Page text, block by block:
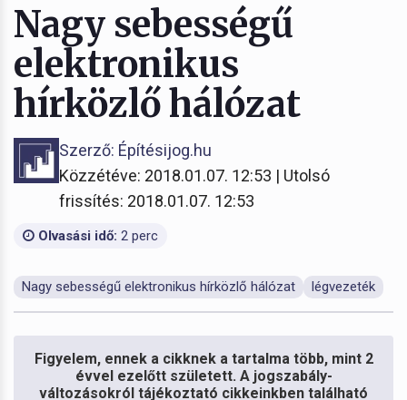
Nagy sebességű
elektronikus
hírközlő hálózat
Szerző: Építésijog.hu
Közzétéve: 2018.01.07. 12:53 | Utolsó
frissítés: 2018.01.07. 12:53
Olvasási idő: 2 perc
Nagy sebességű elektronikus hírközlő hálózat légvezeték
Figyelem, ennek a cikknek a tartalma több, mint 2
évvel ezelőtt született. A jogszabály-
változásokról tájékoztató cikkeinkben található